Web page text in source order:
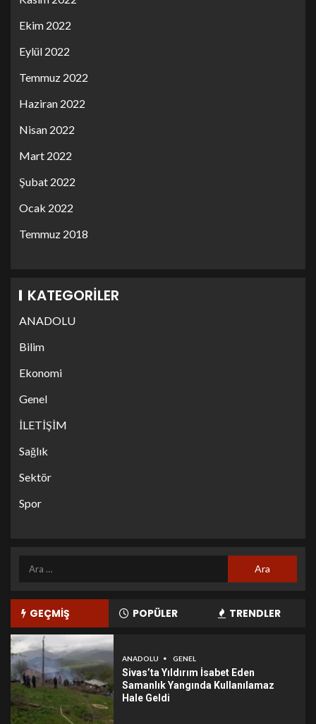
Ekim 2022
Eylül 2022
Temmuz 2022
Haziran 2022
Nisan 2022
Mart 2022
Şubat 2022
Ocak 2022
Temmuz 2018
KATEGORILER
ANADOLU
Bilim
Ekonomi
Genel
İLETİŞİM
Sağlık
Sektör
Spor
GEÇMİŞ POPÜLER TRENDLER
ANADOLU GENEL
Sivas’ta Yıldırım İsabet Eden
Samanlık Yangında Kullanılamaz
Hale Geldi